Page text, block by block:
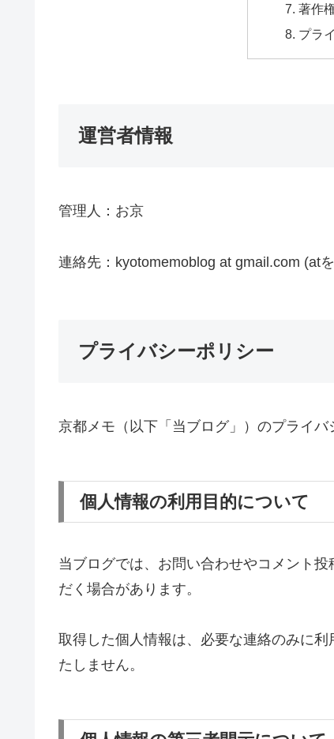
著作
プラ
運営者情報
管理人：お京
連絡先：kyotomemoblog at gmail.com (at
プライバシーポリシー
京都メモ（以下「当ブログ」）のプライバ
個人情報の利用目的について
当ブログでは、お問い合わせやコメント
だく場合があります。
取得した個人情報は、必要な連絡のみに
たしません。